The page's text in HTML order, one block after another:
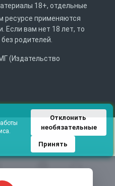
18+, отдельные
ресурсе применяются
Если вам нет 18 лет, то
родителей.
(Издательство
Отклонить
необязательные
Принять